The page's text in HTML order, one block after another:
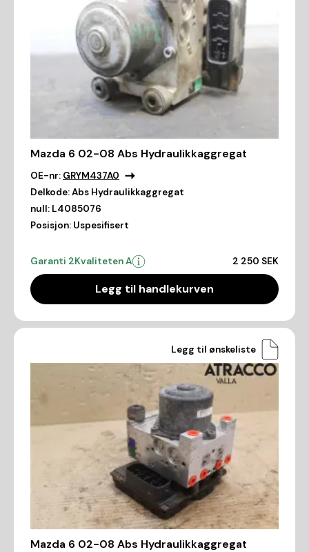
Mazda 6 02-08 Abs Hydraulikkaggregat
OE-nr: GRYM437A0
Delkode:Abs Hydraulikkaggregat
null: L4085076
Posisjon: Uspesifisert
Garanti 2Kvaliteten A 2 250 SEK
Legg til handlekurven
Legg til ønskeliste
Mazda 6 02-08 Abs Hydraulikkaggregat